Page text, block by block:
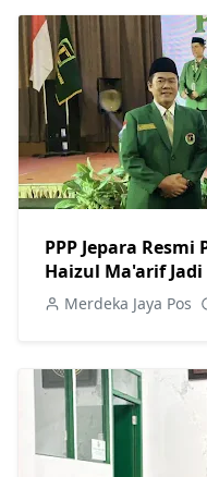
PPP Jepara
Haizul Ma'arif
Merdeka Jaya Pos